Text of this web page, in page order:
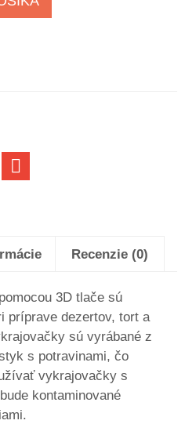
Recenzie (0)
3D tlače sú
príprave dezertov, tort a
sú vyrábané z
s potravinami, čo
vykrajovačky s
kontaminované